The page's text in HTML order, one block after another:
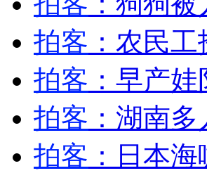
无痛分娩是否安全 医生回应
外交部：反对强权政治霸凌主义
外交部：有关国家言论片面不公正
拍客 ：农民
拍客 ：早产
拍客 ：湖南
拍客 ：日本